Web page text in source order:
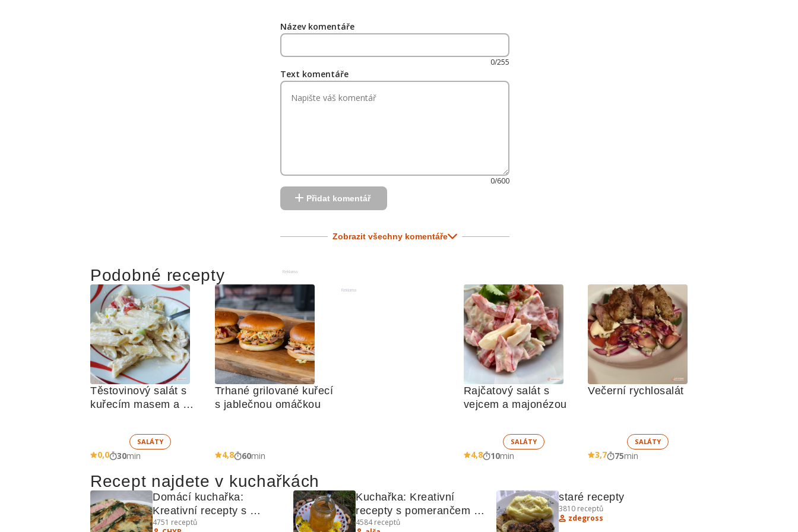
Název komentáře
0/255
Text komentáře
0/600
Přidat komentář
Zobrazit všechny komentáře
Reklama
Podobné recepty
Těstovinový salát s
kuřecím masem a
SALÁTY
0,0 30min
Trhané grilované kuřecí
s jablečnou omáčkou
4,8 60min
Reklama
Rajčatový salát s
vejcem a majonézou
SALÁTY
4,8 10min
Večerní rychlosalát
SALÁTY
3,7 75min
Recept najdete v kuchařkách
Domácí kuchařka:
Kreativní recepty s
brambory, masem a koláči
4751 receptů
Kuchařka: Kreativní
recepty s pomerančem a
zeleninou
4584receptů
staré recepty
3810 receptů
zdegross